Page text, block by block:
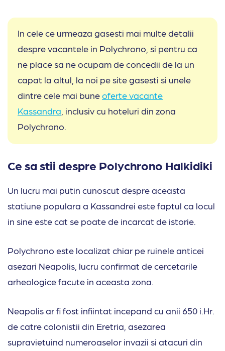
In cele ce urmeaza gasesti mai multe detalii
despre vacantele in Polychrono, si pentru ca
ne place sa ne ocupam de concedii de la un
capat la altul, la noi pe site gasesti si unele
dintre cele mai buneoferte vacante
Kassandra , inclusiv cu hoteluri din zona
Polychrono.
Ce sa stii despre Polychrono Halkidiki
Un lucru mai putin cunoscut despre aceasta
statiune populara a Kassandrei este faptul ca locul
in sine este cat se poate de incarcat de istorie.
Polychrono este localizat chiar pe ruinele anticei
asezari Neapolis, lucru confirmat de cercetarile
arheologice facute in aceasta zona.
Neapolis ar fi fost infiintat incepand cu anii 650 i.Hr.
de catre colonistii din Eretria, asezarea
supravietuind numeroaselor invazii si atacuri din